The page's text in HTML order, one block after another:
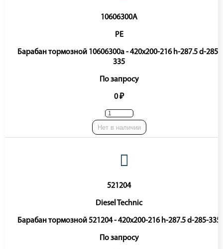
10606300A
PE
Барабан тормозной 10606300a - 420x200-216 h-287.5 d-285-
335
По запросу
0 ₽
Нет в наличии
521204
Diesel Technic
Барабан тормозной 521204 - 420x200-216 h-287.5 d-285-335
По запросу